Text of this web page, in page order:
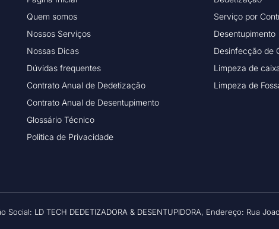
Quem somos
Nossos Serviços
Nossas Dicas
Dúvidas frequentes
Contrato Anual de Dedetização
Contrato Anual de Desentupimento
Glossário Técnico
Politica de Privacidade
Serviço por
Desentupimento
Desinfecção de
Limpeza de
Limpeza de
LD TECH DEDETIZADORA & DESENTUPIDORA, Endereço: Rua